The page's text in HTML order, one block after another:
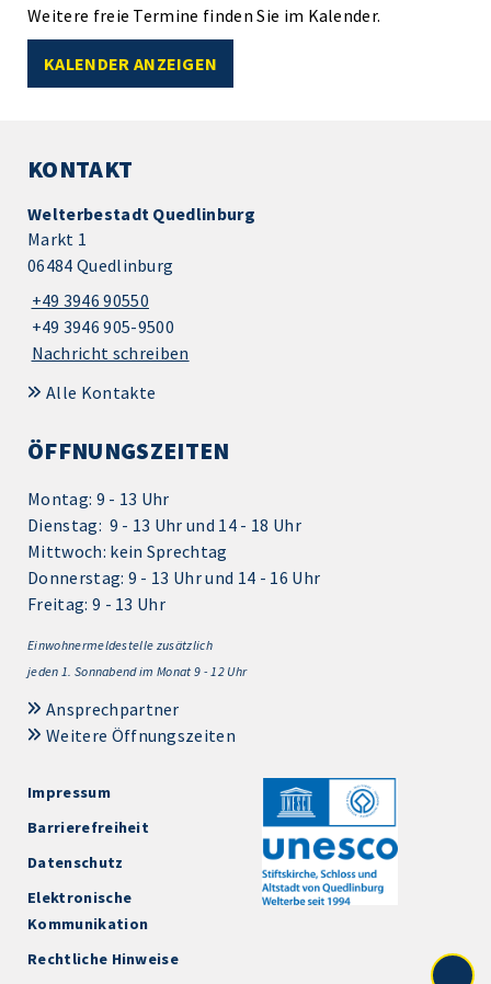
Weitere freie Termine finden Sie im Kalender.
KALENDER ANZEIGEN
KONTAKT
Welterbestadt Quedlinburg
Markt 1
06484 Quedlinburg
+49 3946 90550
+49 3946 905-9500
Nachricht schreiben
Alle Kontakte
ÖFFNUNGSZEITEN
Montag: 9 - 13 Uhr
Dienstag: 9 - 13 Uhr und 14 - 18 Uhr
Mittwoch: kein Sprechtag
Donnerstag: 9 - 13 Uhr und 14 - 16 Uhr
Freitag: 9 - 13 Uhr
Einwohnermeldestelle zusätzlich
jeden 1. Sonnabend im Monat 9 - 12 Uhr
Ansprechpartner
Weitere Öffnungszeiten
Impressum
Barrierefreiheit
Datenschutz
Elektronische
Kommunikation
Rechtliche Hinweise